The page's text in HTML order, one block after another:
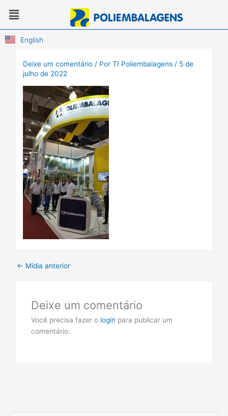
para
o
conteúdo
Menu
English
Deixe um comentário / PorTI Poliembalagens / 5 de
julho de 2022
← Mídia anterior
Deixe um comentário
Você precisa fazer o login para publicar um
comentário.